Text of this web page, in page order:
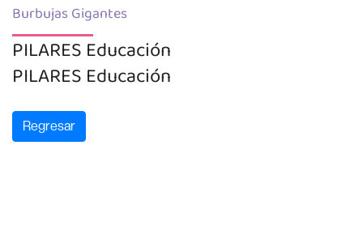
Inicio
Burbujas Gigantes
PILARES Educación
PILARES Educación
Regresar